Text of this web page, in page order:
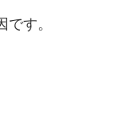
す。